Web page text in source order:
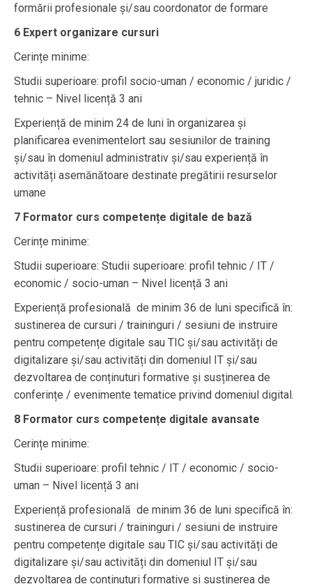
formării profesionale și/sau coordonator de formare
6 Expert organizare cursuri
Cerințe minime:
Studii superioare: profil socio-uman / economic / juridic /
tehnic – Nivel licență 3 ani
Experiență de minim 24 de luni în organizarea și
planificarea evenimentelort sau sesiunilor de training
și/sau în domeniul administrativ și/sau experiență în
activități asemănătoare destinate pregătirii resurselor
umane
7 Formator curs competențe digitale de bază
Cerințe minime:
Studii superioare: Studii superioare: profil tehnic / IT /
economic / socio-uman – Nivel licență 3 ani
Experiență profesională de minim 36 de luni specifică în:
sustinerea de cursuri / traininguri / sesiuni de instruire
pentru competențe digitale sau TIC și/sau activități de
digitalizare și/sau activități din domeniul IT și/sau
dezvoltarea de conținuturi formative și susținerea de
conferințe / evenimente tematice privind domeniul digital.
8 Formator curs competențe digitale avansate
Cerințe minime:
Studii superioare: profil tehnic / IT / economic / socio-
uman – Nivel licență 3 ani
Experiență profesională de minim 36 de luni specifică în:
sustinerea de cursuri / traininguri / sesiuni de instruire
pentru competențe digitale sau TIC și/sau activități de
digitalizare și/sau activități din domeniul IT și/sau
dezvoltarea de conținuturi formative și susținerea de